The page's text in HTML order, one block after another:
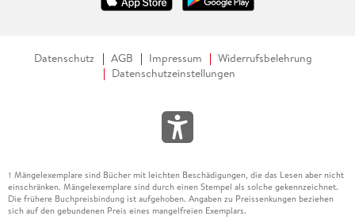
Datenschutz AGB Impressum
Widerrufsbelehrung
Datenschutzeinstellungen
1 Mängelexemplare sind Bücher mit leichten Beschädigungen, die das Lesen aber nicht
einschränken. Mängelexemplare sind durch einen Stempel als solche gekennzeichnet.
Die frühere Buchpreisbindung ist aufgehoben. Angaben zu Preissenkungen beziehen
sich auf den gebundenen Preis eines mangelfreien Exemplars.